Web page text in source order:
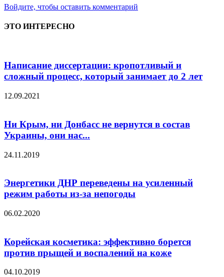
Войдите, чтобы оставить комментарий
ЭТО ИНТЕРЕСНО
Написание диссертации: кропотливый и
сложный процесс, который занимает до 2 лет
12.09.2021
Ни Крым, ни Донбасс не вернутся в состав
Украины, они нас...
24.11.2019
Энергетики ДНР переведены на усиленный
режим работы из-за непогоды
06.02.2020
Корейская косметика: эффективно борется
против прыщей и воспалений на коже
04.10.2019